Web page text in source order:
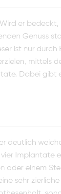
er
Genuss
ist nur durch
mittels
Dabei gibt
deutlich
Implantate
oder einem
sehr zierliche